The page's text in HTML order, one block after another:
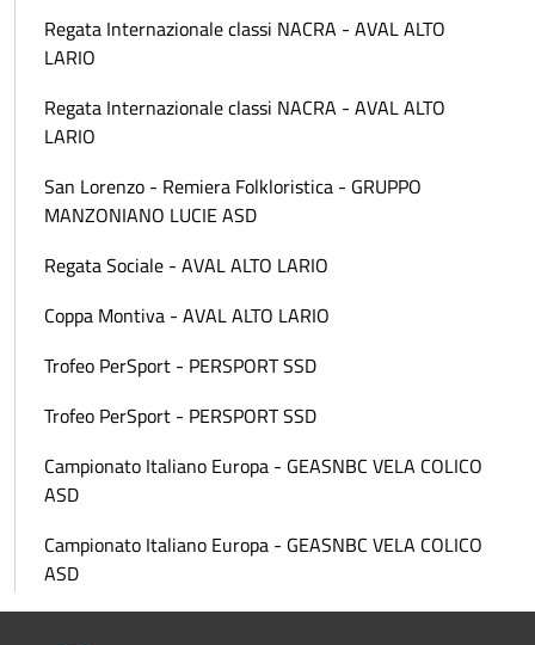
Regata Internazionale classi NACRA - AVAL ALTO
LARIO
Regata Internazionale classi NACRA - AVAL ALTO
LARIO
San Lorenzo - Remiera Folkloristica - GRUPPO
MANZONIANO LUCIE ASD
Regata Sociale - AVAL ALTO LARIO
Coppa Montiva - AVAL ALTO LARIO
Trofeo PerSport - PERSPORT SSD
Trofeo PerSport - PERSPORT SSD
Campionato Italiano Europa - GEASNBC VELA COLICO
ASD
Campionato Italiano Europa - GEASNBC VELA COLICO
ASD